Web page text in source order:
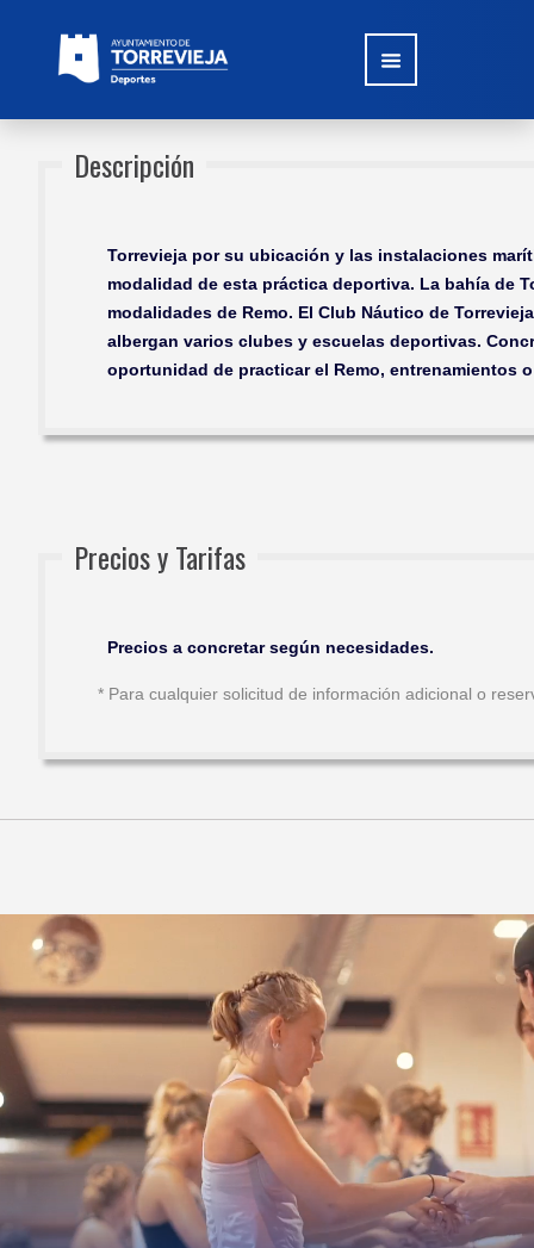
Descripción
Torrevieja por su ubicación y las instalaciones
modalidad de esta práctica deportiva. La bahía de
modalidades de Remo. El Club Náutico de
albergan varios clubes y escuelas deportivas.
oportunidad de practicar el Remo, entrenamientos
Precios y Tarifas
Precios a concretar según necesidades.